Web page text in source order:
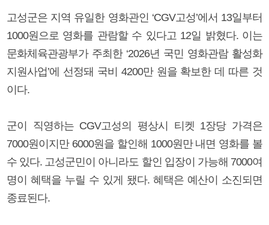
고성군은 지역 유일한 영화관인 ‘CGV고성’에서 13일부터
1000원으로 영화를 관람할 수 있다고 12일 밝혔다. 이는
문화체육관광부가 주최한 ‘2026년 국민 영화관람 활성화
지원사업’에 선정돼 국비 4200만 원을 확보한 데 따른 것
이다.
군이 직영하는 CGV고성의 평상시 티켓 1장당 가격은
7000원이지만 6000원을 할인해 1000원만 내면 영화를 볼
수 있다. 고성군민이 아니라도 할인 입장이 가능해 7000여
명이 혜택을 누릴 수 있게 됐다. 혜택은 예산이 소진되면
종료된다.